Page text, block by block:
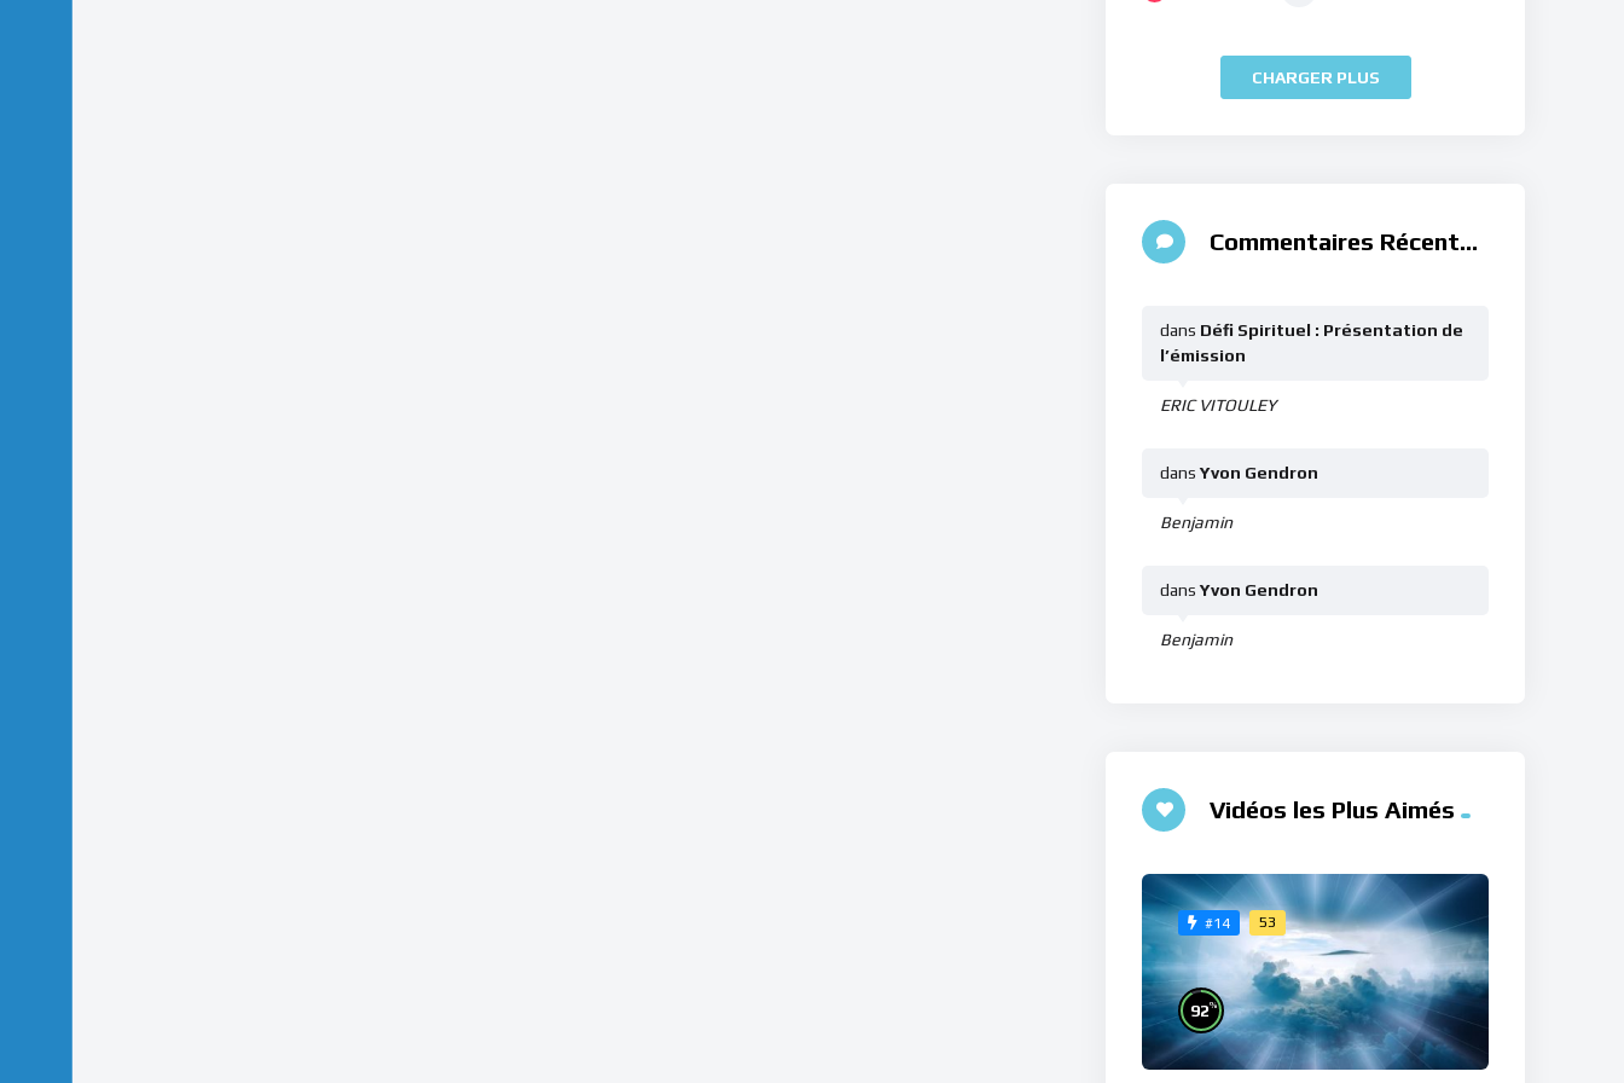
CHARGER PLUS
Commentaires Récents
ERIC VITOULEY
dans Défi Spirituel : Présentation de
l’émission
Benjamin
dansYvon Gendron
Benjamin
dansYvon Gendron
Vidéos les Plus Aimés
#14 53
92%